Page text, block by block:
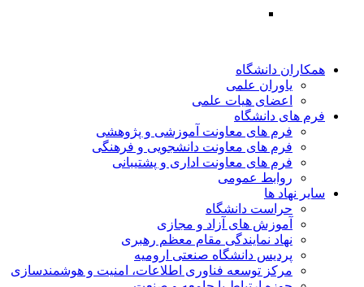
همکاران دانشگاه
یاوران علمی
اعضای هیات علمی
فرم های دانشگاه
فرم های معاونت آموزشی و پژوهشی
فرم های معاونت دانشجویی و فرهنگی
فرم های معاونت اداری و پشتیبانی
روابط عمومی
سایر نهاد ها
حراست دانشگاه
آموزش های آزاد و مجازی
نهاد نمایندگی مقام معظم رهبری
پردیس دانشگاه صنعتی ارومیه
مرکز توسعه فناوری اطلاعات، امنیت و هوشمندسازی